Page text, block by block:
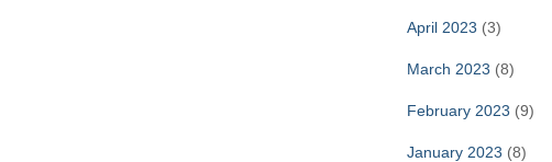
April 2023 (3)
March 2023 (8)
February 2023 (9)
January 2023 (8)